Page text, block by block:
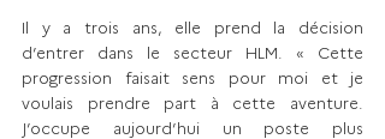
Il y a trois ans, elle prend la décision
d’entrer dans le secteur HLM. « Cette
progression faisait sens pour moi et je
voulais prendre part à cette aventure.
J’occupe aujourd’hui un poste plus